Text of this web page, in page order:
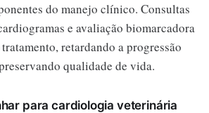
do manejo clínico. Consultas
e avaliação biomarcadora
retardando a progressão
qualidade de vida.
para cardiologia veterinária